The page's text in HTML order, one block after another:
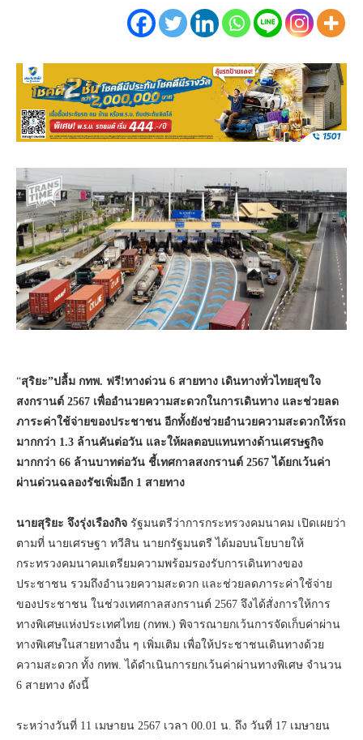
“สุริยะ”ปลื้ม กทพ. ฟรี!ทางด่วน 6 สายทาง เดินทางทั่วไทยสุขใจ
สงกรานต์ 2567 เพื่ออำนวยความสะดวกในการเดินทาง และช่วยลด
ภาระค่าใช้จ่ายของประชาชน อีกทั้งยังช่วยอำนวยความสะดวกให้รถ
มากกว่า 1.3 ล้านคันต่อวัน และให้ผลตอบแทนทางด้านเศรษฐกิจ
มากกว่า 66 ล้านบาทต่อวัน ชี้เทศกาลสงกรานต์ 2567 ได้ยกเว้นค่า
ผ่านด่วนฉลองรัชเพิ่มอีก 1 สายทาง
นายสุริยะ จึงรุ่งเรืองกิจ รัฐมนตรีว่าการกระทรวงคมนาคม เปิดเผยว่า
ตามที่ นายเศรษฐา ทวีสิน นายกรัฐมนตรี ได้มอบนโยบายให้
กระทรวงคมนาคมเตรียมความพร้อมรองรับการเดินทางของ
ประชาชน รวมถึงอำนวยความสะดวก และช่วยลดภาระค่าใช้จ่าย
ของประชาชน ในช่วงเทศกาลสงกรานต์ 2567 จึงได้สั่งการให้การ
ทางพิเศษแห่งประเทศไทย (กทพ.) พิจารณายกเว้นการจัดเก็บค่าผ่าน
ทางพิเศษในสายทางอื่น ๆ เพิ่มเติม เพื่อให้ประชาชนเดินทางด้วย
ความสะดวก ทั้ง กทพ. ได้ดำเนินการยกเว้นค่าผ่านทางพิเศษ จำนวน
6 สายทาง ดังนี้
ระหว่างวันที่ 11 เมษายน 2567 เวลา 00.01 น. ถึง วันที่ 17 เมษายน